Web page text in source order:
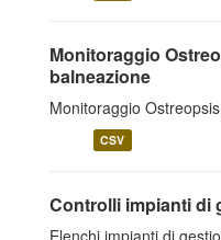
Monitoraggio
balneazione
Monitoraggio
CSV
Controlli impianti di
Elenchi impianti di